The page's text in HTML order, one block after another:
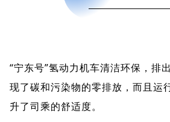
“宁东号”氢动力机车清洁环保，排
现了碳和污染物的零排放，而且运
升了司乘的舒适度。